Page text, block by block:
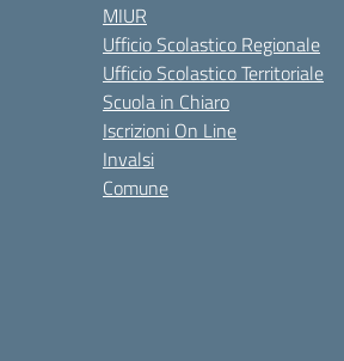
MIUR
Ufficio Scolastico Regionale
Ufficio Scolastico Territoriale
Scuola in Chiaro
Iscrizioni On Line
Invalsi
Comune